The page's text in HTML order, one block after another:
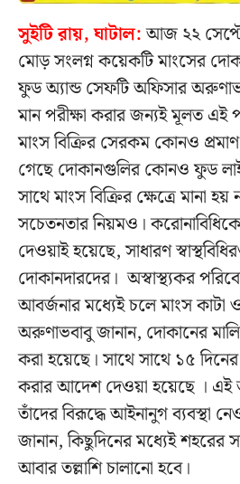
সুইটি রায়, ঘাটাল:আজ ২২
মোড় সংলগ্ন কয়েকটি মাংসের
ফুড অ্যান্ড সেফটি অফিসার
মান পরীক্ষা করার জন্যই মূলত এই
মাংস বিক্রির সেরকম কোনও
গেছে দোকানগুলির কোনও ফুড
সাথে মাংস বিক্রির ক্ষেত্রে মানা
সচেতনতার নিয়মও।
দেওয়াই হয়েছে, সাধারণ
দোকানদারদের। অস্বাস্থ্যকর
আবর্জনার মধ্যেই চলে মাংস কাটা ও
অরুণাভবাবু জানান, দোকানের
করা হয়েছে। সাথে সাথে ১৫
করার আদেশ দেওয়া হয়েছে । এই
তাঁদের বিরূদ্ধে আইনানুগ ব্যবস্থা
জানান, কিছুদিনের মধ্যেই শহরের
আবার তল্লাশি চালানো হবে।